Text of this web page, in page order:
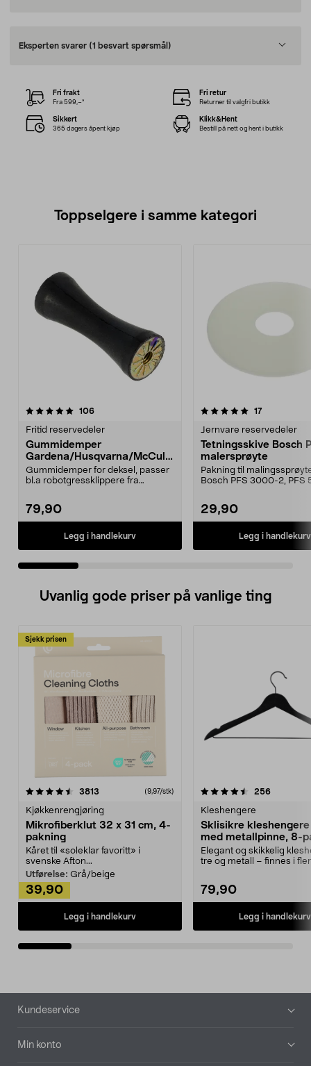
Eksperten svarer (1 besvart spørsmål)
Fri frakt
Fra 599,–*
Fri retur
Returner til valgfri butikk
Sikkert
365 dagers åpent kjøp
Klikk&Hent
Bestill på nett og hent i butikk
Toppselgere i samme kategori
106anmeldelser
Fritid reservedeler
Gummidemper
Gardena/Husqvarna/McCullo
ch/Flymo
Gummidemper for deksel, passer
bl.a robotgressklippere fra
79,90
Legg i handlekurv
5.0 av 5 stjerner 17anmeldelser
Jernvare reservedeler
Tetningsskive Bosch
malersprøyte
Pakning til
Bosch PFS 3000-2, PFS
29,90
Legg i handlekurv
4.5 av 5 stjerner
Uvanlig gode priser på vanlige ting
Sjekk prisen
3813 anmeldelser(9,97/stk)
Kjøkkenrengjøring
Mikrofiberklut 32 x 31 cm, 4-
pakning
Kåret til «soleklar favoritt» i
svenske Afton...
Utførelse: Grå/beige
39,90
Legg i handlekurv
4.5av 5 stjerner 256
Kleshengere
Sklisikre
med metallpinne, 8-
Elegant og skikkelig
tre og metall – finnes i
79,90
Legg i handlekurv
4.5av 5 stjerner
Bunntekst
Kundeservice
Min konto